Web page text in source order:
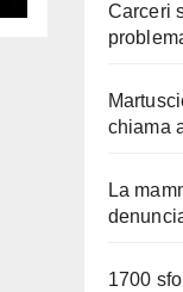
Carceri
chiama
La
1700